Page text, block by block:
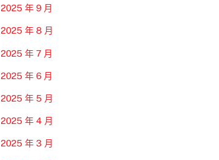
2025 年 9 月
2025 年 8 月
2025 年 7 月
2025 年 6 月
2025 年 5 月
2025 年 4 月
2025 年 3 月